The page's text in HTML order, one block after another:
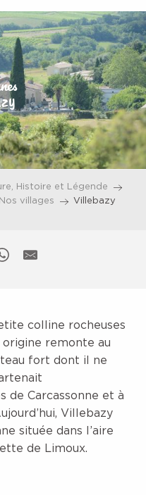
Histoire et Légende
Nos villages Villebazy
colline rocheuses
remonte au
fort dont il ne
de Carcassonne et à
Villebazy
située dans l’aire
de Limoux.